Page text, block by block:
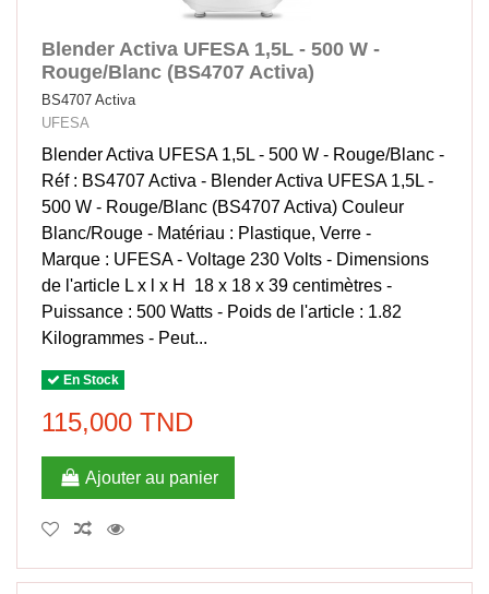
Blender Activa UFESA 1,5L - 500 W -
Rouge/Blanc (BS4707 Activa)
BS4707 Activa
UFESA
Blender Activa UFESA 1,5L - 500 W - Rouge/Blanc -
Réf : BS4707 Activa - Blender Activa UFESA 1,5L -
500 W - Rouge/Blanc (BS4707 Activa) Couleur
Blanc/Rouge - Matériau : Plastique, Verre -
Marque : UFESA - Voltage 230 Volts - Dimensions
de l'article L x l x H 18 x 18 x 39 centimètres -
Puissance : 500 Watts - Poids de l'article : 1.82
Kilogrammes - Peut...
En Stock
115,000 TND
Ajouter au panier